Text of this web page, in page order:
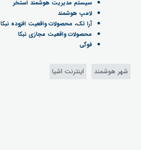
سیستم مدیریت هوشمند استخر
لامپ هوشمند
آرا تک، محصولات واقعیت افزوده نبکا
محصولات واقعیت مجازی نبکا
فوگی
شهر هوشمند اینترنت اشیا